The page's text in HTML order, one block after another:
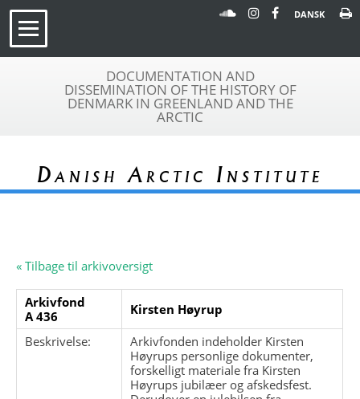
DANSK
DOCUMENTATION AND
DISSEMINATION OF THE HISTORY OF
DENMARK IN GREENLAND AND THE
ARCTIC
Danish Arctic Institute
« Tilbage til arkivoversigt
Arkivfond
A 436
Kirsten Høyrup
Beskrivelse:
Arkivfonden indeholder Kirsten
Høyrups personlige dokumenter,
forskelligt materiale fra Kirsten
Høyrups jubilæer og afskedsfest.